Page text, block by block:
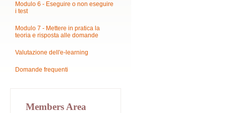
Modulo 6 - Eseguire o non eseguire
i test
Modulo 7 - Mettere in pratica la
teoria e risposta alle domande
Valutazione dell'e-learning
Domande frequenti
Members Area